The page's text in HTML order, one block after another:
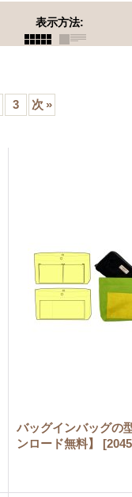
表示方法:
3 次 »
バッグインバッグの
ンロード無料】
[2045